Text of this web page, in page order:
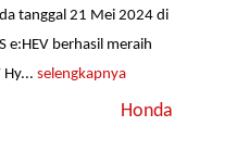
tanggal 21 Mei 2024 di
e:HEV berhasil meraih
Hy...selengkapnya
Honda